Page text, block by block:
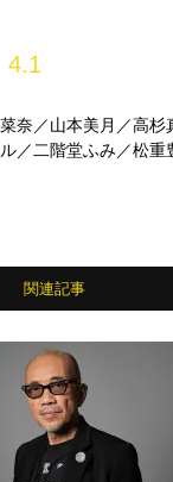
4.1
奈／山本美月／高
／二階堂ふみ／松重
／片寄涼太 ほか
関連記事